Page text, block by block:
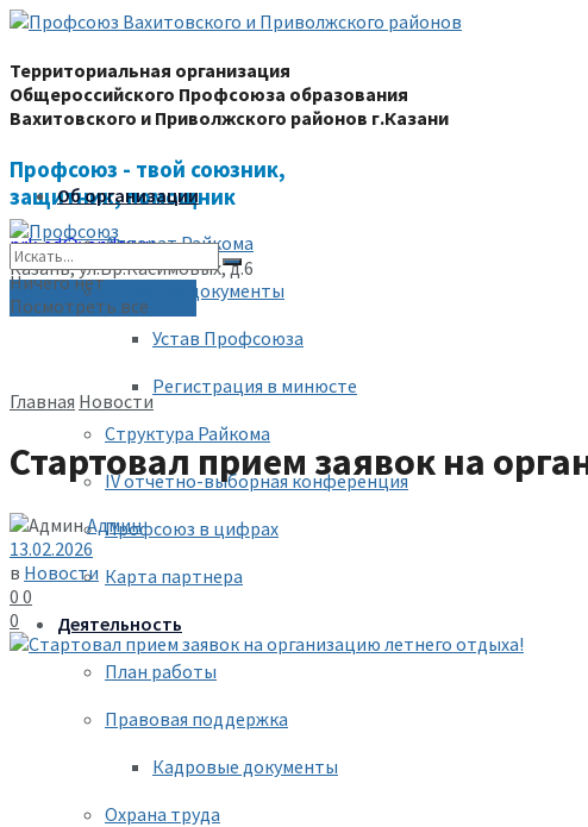
Территориальная организация
Общероссийского Профсоюза образования
Вахитовского и Приволжского районов г.Казани
Профсоюз - твой союзник,
защитник, помощник
prk-ed@yandex.ru
Казань, ул.Бр.Касимовых, д.6
(843) 228-68-80
Об организации
Аппарат Райкома
Уставные документы
Устав Профсоюза
Регистрация в минюсте
Структура Райкома
IV отчетно-выборная конференция
Профсоюз в цифрах
Карта партнера
Деятельность
План работы
Правовая поддержка
Кадровые документы
Охрана труда
Ничего нет
Посмотреть все
Главная Новости
Стартовал прием заявок на
Админ
13.02.2026
в Новости
0 0
0